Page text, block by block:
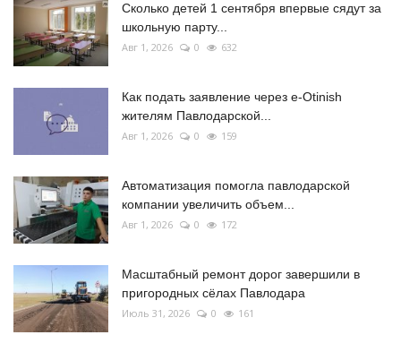
Сколько детей 1 сентября впервые сядут за
школьную парту...
Авг 1, 2026 0 632
Как подать заявление через e-Otinish
жителям Павлодарской...
Авг 1, 2026 0 159
Автоматизация помогла павлодарской
компании увеличить объем...
Авг 1, 2026 0 172
Масштабный ремонт дорог завершили в
пригородных сёлах Павлодара
Июль 31, 2026 0 161